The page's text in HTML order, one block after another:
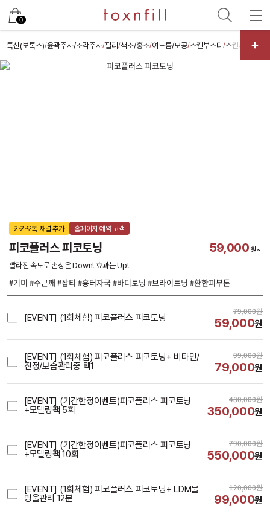
0
톡신(보톡스)/윤곽주사/조각주사/필러/색소/홍조/여드름/모공/스킨부스터/스킨케어/다이
카카오톡 채널 추가 홈페이지 예약 고객
피코플러스 피코토닝 59,000 원~
카카
빨라진 속도로 손상은 Down! 효과는 Up!
#기미 #주근깨 #잡티 #흉터자국 #바디토닝 #브라이트닝 #환한피부톤
[EVENT] (1회체험) 피코플러스 피코토닝
79,000원
59,000원
[EVENT] (1회체험) 피코플러스 피코토닝+ 비타민/
진정/보습관리중 택1
99,000원
79,000원
[EVENT] (기간한정이벤트)피코플러스 피코토닝
+모델링팩 5회
480,000원
350,000원
[EVENT] (기간한정이벤트)피코플러스 피코토닝
+모델링팩 10회
790,000원
550,000원
[EVENT] (1회체험) 피코플러스 피코토닝+ LDM물
방울관리 12분
120,000원
99,000원